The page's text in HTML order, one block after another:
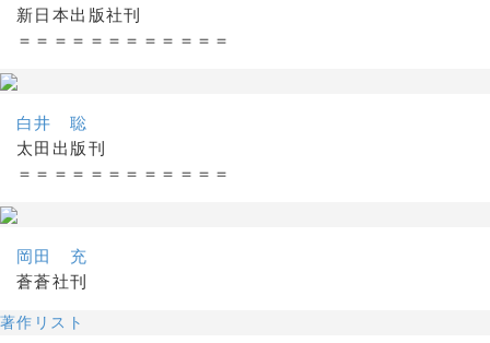
新日本出版社刊
＝＝＝＝＝＝＝＝＝＝＝＝
白井 聡
太田出版刊
＝＝＝＝＝＝＝＝＝＝＝＝
岡田 充
蒼蒼社刊
著作リスト